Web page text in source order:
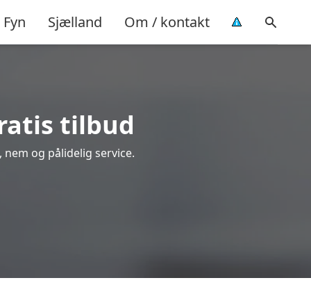
Fyn Sjælland Om / kontakt
tilbud
og pålidelig service.